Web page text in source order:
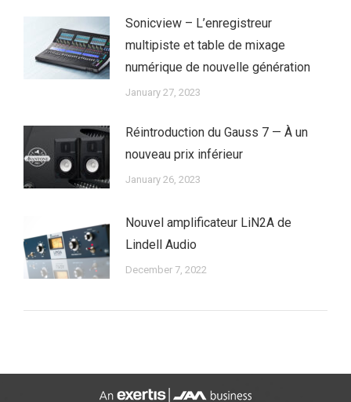
Sonicview – L’enregistreur
multipiste et table de mixage
numérique de nouvelle génération
January 27, 2023
Réintroduction du Gauss 7 — À un
nouveau prix inférieur
January 26, 2023
Nouvel amplificateur LiN2A de
Lindell Audio
December 7, 2022